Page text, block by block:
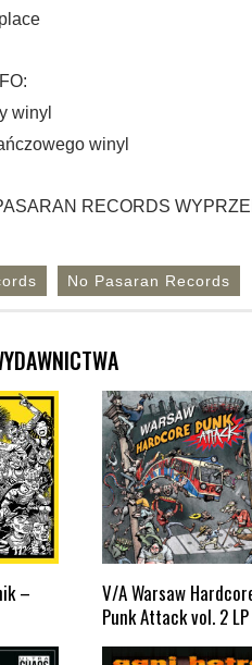
winyl
winyl
RECORDS
No Pasaran Records
–
V/A Warsaw
Punk Attack vol. 2 LP